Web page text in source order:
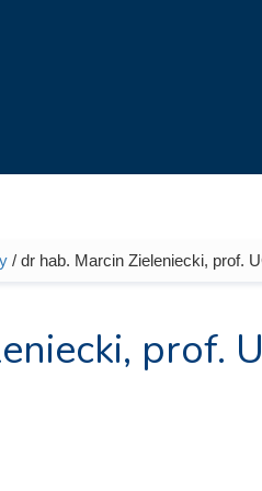
/ dr hab. Marcin Zieleniecki, prof.
prof.